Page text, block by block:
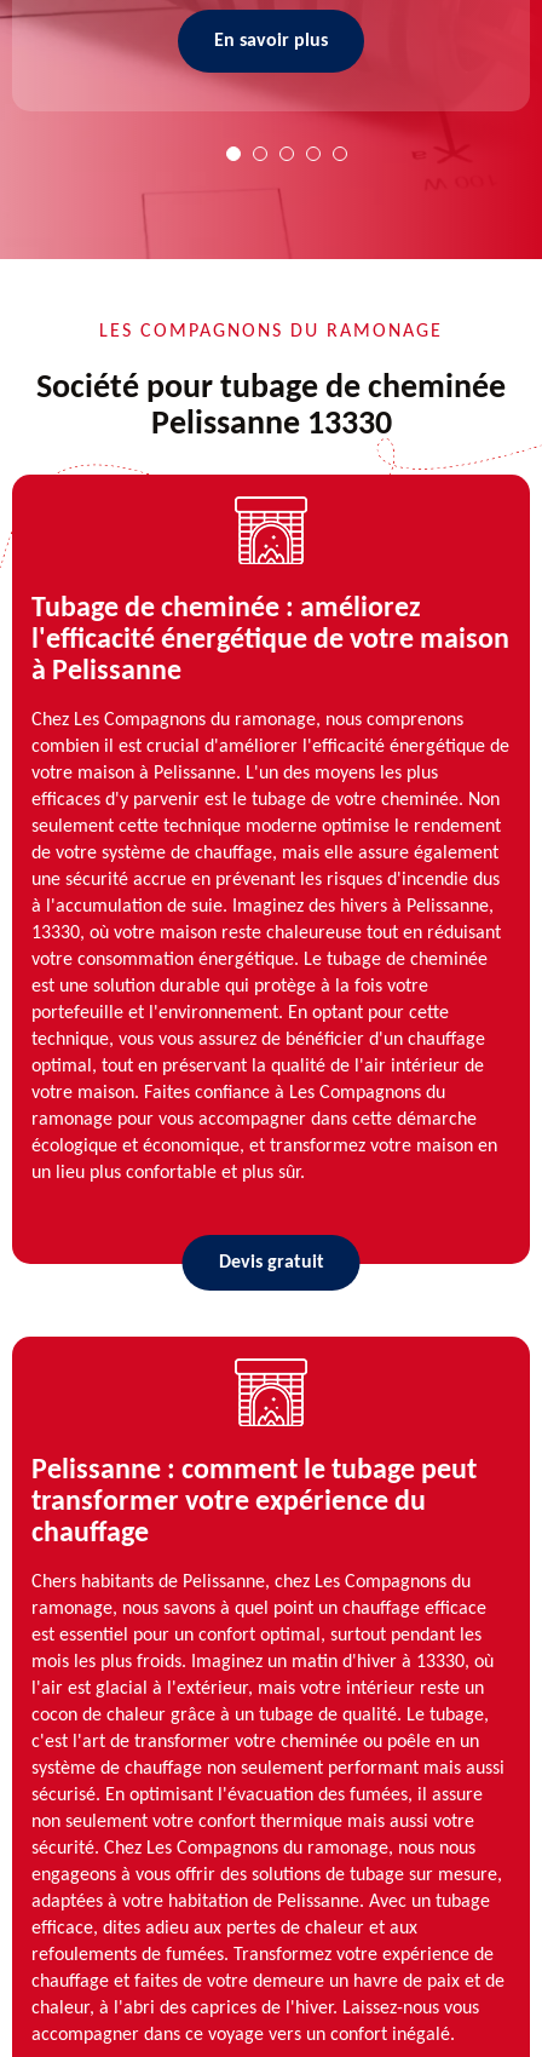
En savoir plus
LES COMPAGNONS DU RAMONAGE
Société pour tubage de cheminée
Pelissanne 13330
Tubage de cheminée : améliorez
l'efficacité énergétique de votre maison
à Pelissanne
Chez Les Compagnons du ramonage, nous comprenons
combien il est crucial d'améliorer l'efficacité énergétique de
votre maison à Pelissanne. L'un des moyens les plus
efficaces d'y parvenir est le tubage de votre cheminée. Non
seulement cette technique moderne optimise le rendement
de votre système de chauffage, mais elle assure également
une sécurité accrue en prévenant les risques d'incendie dus
à l'accumulation de suie. Imaginez des hivers à Pelissanne,
13330, où votre maison reste chaleureuse tout en réduisant
votre consommation énergétique. Le tubage de cheminée
est une solution durable qui protège à la fois votre
portefeuille et l'environnement. En optant pour cette
technique, vous vous assurez de bénéficier d'un chauffage
optimal, tout en préservant la qualité de l'air intérieur de
votre maison. Faites confiance à Les Compagnons du
ramonage pour vous accompagner dans cette démarche
écologique et économique, et transformez votre maison en
un lieu plus confortable et plus sûr.
Devis gratuit
Pelissanne : comment le tubage peut
transformer votre expérience du
chauffage
Chers habitants de Pelissanne, chez Les Compagnons du
ramonage, nous savons à quel point un chauffage efficace
est essentiel pour un confort optimal, surtout pendant les
mois les plus froids. Imaginez un matin d'hiver à 13330, où
l'air est glacial à l'extérieur, mais votre intérieur reste un
cocon de chaleur grâce à un tubage de qualité. Le tubage,
c'est l'art de transformer votre cheminée ou poêle en un
système de chauffage non seulement performant mais aussi
sécurisé. En optimisant l'évacuation des fumées, il assure
non seulement votre confort thermique mais aussi votre
sécurité. Chez Les Compagnons du ramonage, nous nous
engageons à vous offrir des solutions de tubage sur mesure,
adaptées à votre habitation de Pelissanne. Avec un tubage
efficace, dites adieu aux pertes de chaleur et aux
refoulements de fumées. Transformez votre expérience de
chauffage et faites de votre demeure un havre de paix et de
chaleur, à l'abri des caprices de l'hiver. Laissez-nous vous
accompagner dans ce voyage vers un confort inégalé.